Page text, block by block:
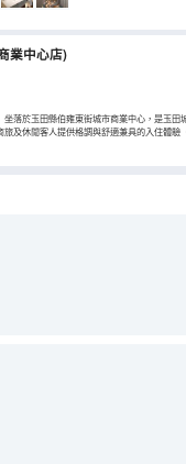
業中心店)
落於玉田縣伯雍東街城市商業中心，是玉田
及休閒客人提供格調與舒適兼具的入住體驗
大堂，融合咖啡吧枱、開放式書吧、休閒客
營造優雅閒適的社交氛圍 。 - 客房體驗：配備
冬季入住更舒適 。 二、周邊核心設施 酒店
、驪火鍋（商業中心二樓）、讓您在玉田也能
內特色清吧、小酒館，適合小酌、朋友小聚，
。 三、位置與交通 - 地址：河北省唐山市玉田
勤便捷 。